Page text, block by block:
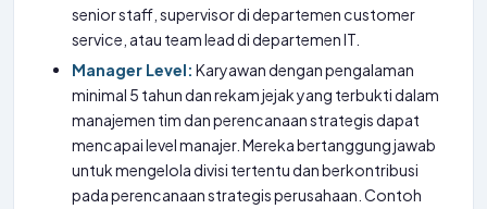
senior staff, supervisor di departemen customer
service, atau team lead di departemen IT.
Manager Level: Karyawan dengan pengalaman
minimal 5 tahun dan rekam jejak yang terbukti dalam
manajemen tim dan perencanaan strategis dapat
mencapai level manajer. Mereka bertanggung jawab
untuk mengelola divisi tertentu dan berkontribusi
pada perencanaan strategis perusahaan. Contoh